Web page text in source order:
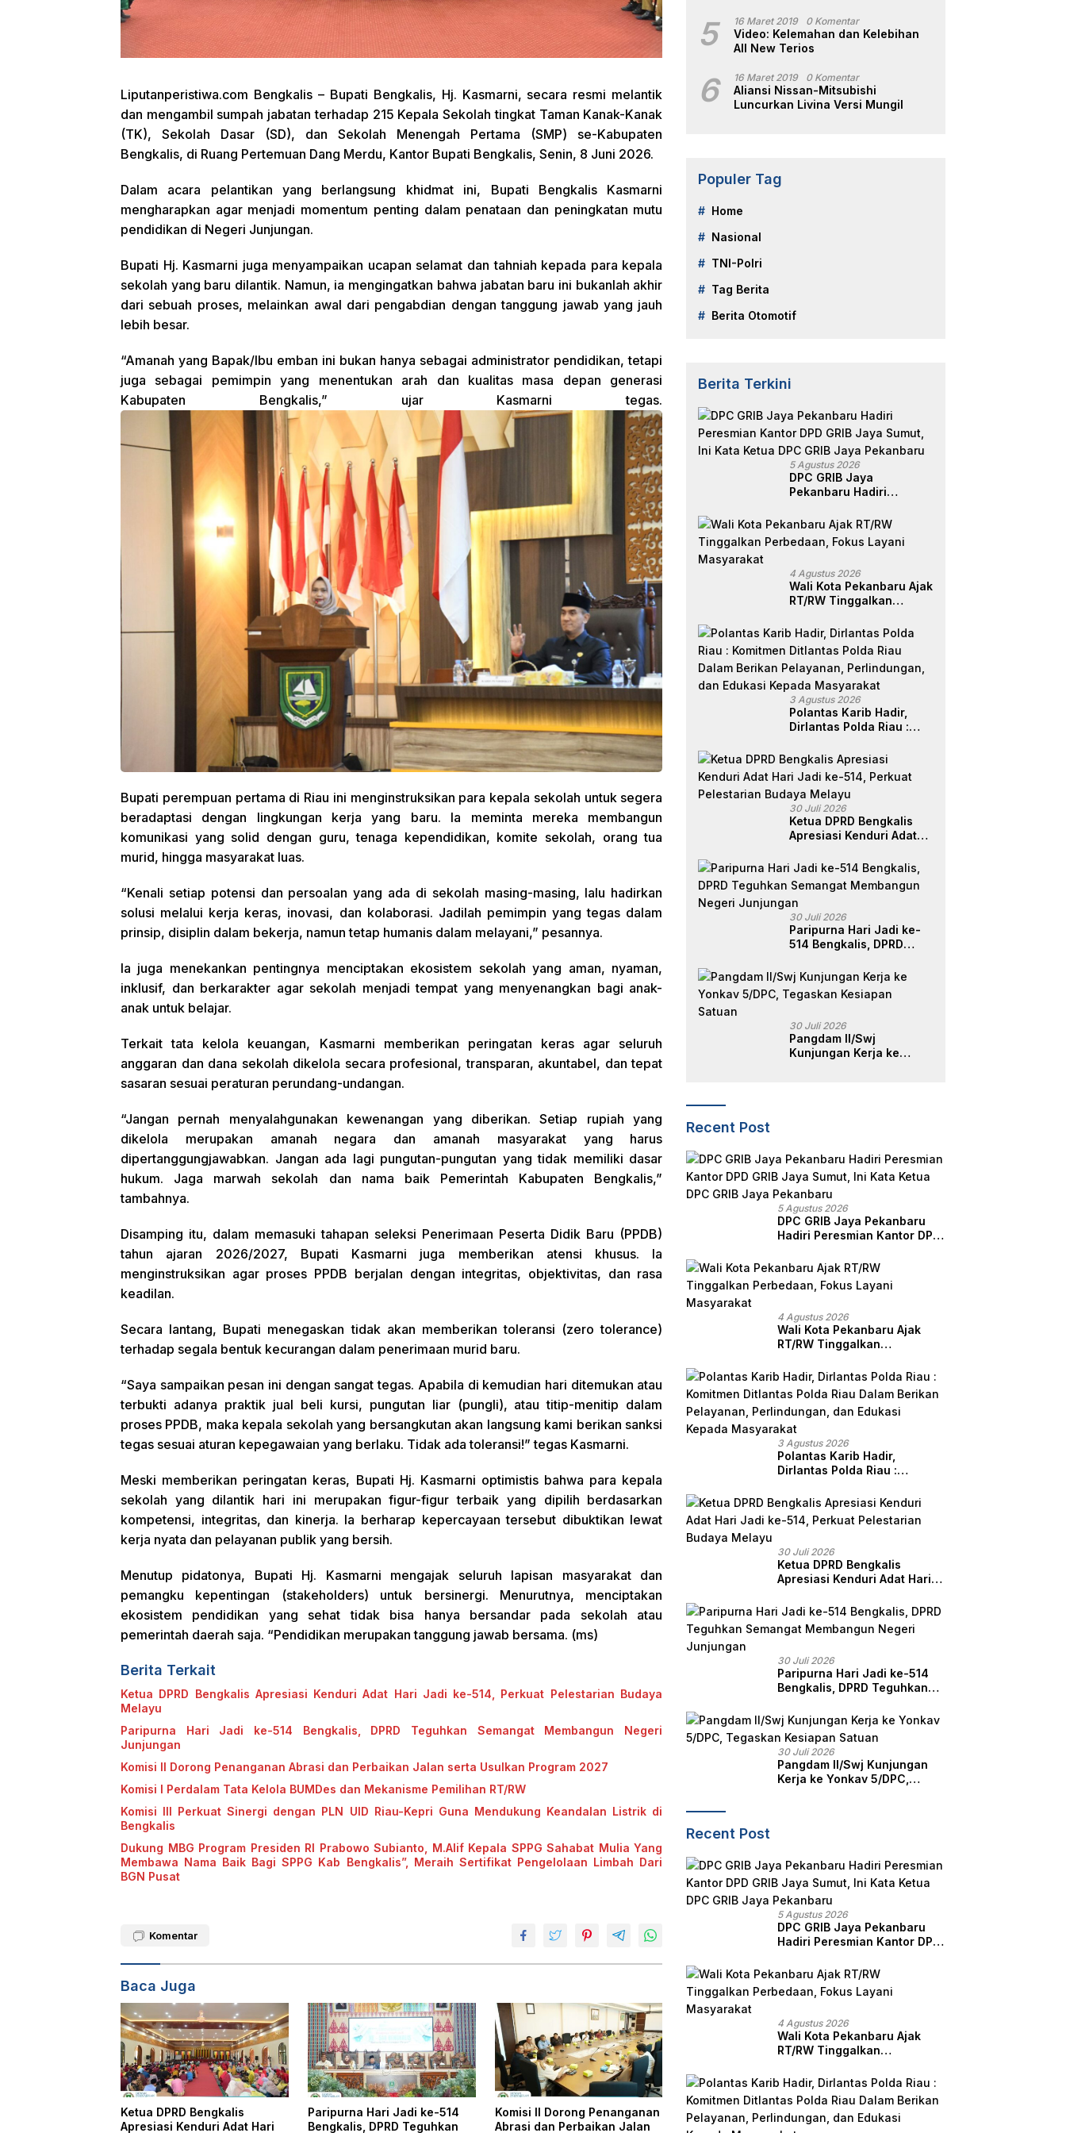
Liputanperistiwa.com Bengkalis – Bupati Bengkalis, Hj. Kasmarni, secara resmi melantik
dan mengambil sumpah jabatan terhadap 215 Kepala Sekolah tingkat Taman Kanak-Kanak
(TK), Sekolah Dasar (SD), dan Sekolah Menengah Pertama (SMP) se-Kabupaten
Bengkalis, di Ruang Pertemuan Dang Merdu, Kantor Bupati Bengkalis, Senin, 8 Juni 2026.
Dalam acara pelantikan yang berlangsung khidmat ini, Bupati Bengkalis Kasmarni
mengharapkan agar menjadi momentum penting dalam penataan dan peningkatan mutu
pendidikan di Negeri Junjungan.
Bupati Hj. Kasmarni juga menyampaikan ucapan selamat dan tahniah kepada para kepala
sekolah yang baru dilantik. Namun, ia mengingatkan bahwa jabatan baru ini bukanlah akhir
dari sebuah proses, melainkan awal dari pengabdian dengan tanggung jawab yang jauh
lebih besar.
“Amanah yang Bapak/Ibu emban ini bukan hanya sebagai administrator pendidikan, tetapi
juga sebagai pemimpin yang menentukan arah dan kualitas masa depan generasi
Kabupaten Bengkalis,” ujar Kasmarni tegas.
Bupati perempuan pertama di Riau ini menginstruksikan para kepala sekolah untuk segera
beradaptasi dengan lingkungan kerja yang baru. Ia meminta mereka membangun
komunikasi yang solid dengan guru, tenaga kependidikan, komite sekolah, orang tua
murid, hingga masyarakat luas.
“Kenali setiap potensi dan persoalan yang ada di sekolah masing-masing, lalu hadirkan
solusi melalui kerja keras, inovasi, dan kolaborasi. Jadilah pemimpin yang tegas dalam
prinsip, disiplin dalam bekerja, namun tetap humanis dalam melayani,” pesannya.
Ia juga menekankan pentingnya menciptakan ekosistem sekolah yang aman, nyaman,
inklusif, dan berkarakter agar sekolah menjadi tempat yang menyenangkan bagi anak-
anak untuk belajar.
Terkait tata kelola keuangan, Kasmarni memberikan peringatan keras agar seluruh
anggaran dan dana sekolah dikelola secara profesional, transparan, akuntabel, dan tepat
sasaran sesuai peraturan perundang-undangan.
“Jangan pernah menyalahgunakan kewenangan yang diberikan. Setiap rupiah yang
dikelola merupakan amanah negara dan amanah masyarakat yang harus
dipertanggungjawabkan. Jangan ada lagi pungutan-pungutan yang tidak memiliki dasar
hukum. Jaga marwah sekolah dan nama baik Pemerintah Kabupaten Bengkalis,”
tambahnya.
Disamping itu, dalam memasuki tahapan seleksi Penerimaan Peserta Didik Baru (PPDB)
tahun ajaran 2026/2027, Bupati Kasmarni juga memberikan atensi khusus. Ia
menginstruksikan agar proses PPDB berjalan dengan integritas, objektivitas, dan rasa
keadilan.
Secara lantang, Bupati menegaskan tidak akan memberikan toleransi (zero tolerance)
terhadap segala bentuk kecurangan dalam penerimaan murid baru.
“Saya sampaikan pesan ini dengan sangat tegas. Apabila di kemudian hari ditemukan atau
terbukti adanya praktik jual beli kursi, pungutan liar (pungli), atau titip-menitip dalam
proses PPDB, maka kepala sekolah yang bersangkutan akan langsung kami berikan sanksi
tegas sesuai aturan kepegawaian yang berlaku. Tidak ada toleransi!” tegas Kasmarni.
Meski memberikan peringatan keras, Bupati Hj. Kasmarni optimistis bahwa para kepala
sekolah yang dilantik hari ini merupakan figur-figur terbaik yang dipilih berdasarkan
kompetensi, integritas, dan kinerja. Ia berharap kepercayaan tersebut dibuktikan lewat
kerja nyata dan pelayanan publik yang bersih.
Menutup pidatonya, Bupati Hj. Kasmarni mengajak seluruh lapisan masyarakat dan
pemangku kepentingan (stakeholders) untuk bersinergi. Menurutnya, menciptakan
ekosistem pendidikan yang sehat tidak bisa hanya bersandar pada sekolah atau
pemerintah daerah saja. “Pendidikan merupakan tanggung jawab bersama. (ms)
Berita Terkait
Ketua DPRD Bengkalis Apresiasi Kenduri Adat Hari Jadi ke-514, Perkuat Pelestarian Budaya
Melayu
Paripurna Hari Jadi ke-514 Bengkalis, DPRD Teguhkan Semangat Membangun Negeri
Junjungan
Komisi II Dorong Penanganan Abrasi dan Perbaikan Jalan serta Usulkan Program 2027
Komisi I Perdalam Tata Kelola BUMDes dan Mekanisme Pemilihan RT/RW
Komisi III Perkuat Sinergi dengan PLN UID Riau-Kepri Guna Mendukung Keandalan Listrik di
Bengkalis
Dukung MBG Program Presiden RI Prabowo Subianto, M.Alif Kepala SPPG Sahabat Mulia Yang
Membawa Nama Baik Bagi SPPG Kab Bengkalis”, Meraih Sertifikat Pengelolaan Limbah Dari
BGN Pusat
Komentar
Baca Juga
Ketua DPRD Bengkalis
Apresiasi Kenduri Adat Hari
Paripurna Hari Jadi ke-514
Bengkalis, DPRD Teguhkan
Komisi II Dorong Penanganan
Abrasi dan Perbaikan Jalan
5 16 Maret 2019 0 Komentar
Video: Kelemahan dan Kelebihan
All New Terios
6 16 Maret 2019 0 Komentar
Aliansi Nissan-Mitsubishi
Luncurkan Livina Versi Mungil
Populer Tag
Home
Nasional
TNI-Polri
Tag Berita
Berita Otomotif
Berita Terkini
5 Agustus 2026
DPC GRIB Jaya
Pekanbaru Hadiri
GRIB Jaya Sumut, Ini
Kata Ketua DPC GRIB
Jaya Pekanbaru
4 Agustus 2026
Wali Kota Pekanbaru Ajak
RT/RW Tinggalkan
Masyarakat
3 Agustus 2026
Polantas Karib Hadir,
Dirlantas Polda Riau :
Riau Dalam Berikan
Pelayanan,
Perlindungan, dan
Edukasi Kepada
Masyarakat
30 Juli 2026
Ketua DPRD Bengkalis
Apresiasi Kenduri Adat
Pelestarian Budaya
Melayu
30 Juli 2026
Paripurna Hari Jadi ke-
514 Bengkalis, DPRD
Membangun Negeri
Junjungan
30 Juli 2026
Pangdam II/Swj
Kunjungan Kerja ke
Recent Post
5 Agustus 2026
DPC GRIB Jaya Pekanbaru
Hadiri Peresmian Kantor DPD
Ketua DPC GRIB Jaya
Pekanbaru
4 Agustus 2026
Wali Kota Pekanbaru Ajak
RT/RW Tinggalkan
Masyarakat
3 Agustus 2026
Polantas Karib Hadir,
Dirlantas Polda Riau :
Riau Dalam Berikan
Pelayanan, Perlindungan,
dan Edukasi Kepada
30 Juli 2026
Ketua DPRD Bengkalis
Apresiasi Kenduri Adat Hari
Pelestarian Budaya Melayu
30 Juli 2026
Paripurna Hari Jadi ke-514
Bengkalis, DPRD Teguhkan
Negeri Junjungan
30 Juli 2026
Pangdam II/Swj Kunjungan
Kerja ke Yonkav 5/DPC,
Recent Post
5 Agustus 2026
DPC GRIB Jaya Pekanbaru
Hadiri Peresmian Kantor DPD
Ketua DPC GRIB Jaya
Pekanbaru
4 Agustus 2026
Wali Kota Pekanbaru Ajak
RT/RW Tinggalkan
Masyarakat